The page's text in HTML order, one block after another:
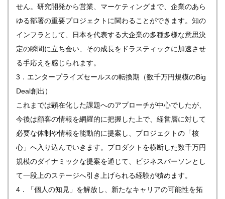
せん。研究開発から営業、マーケティングまで、企業のあら
ゆる部署の重要プロジェクトに関わることができます。知の
インフラとして、日本を代表する大企業の多種多様な意思決
定の瞬間に立ち会い、その成長をドラスティックに加速させ
る手応えを感じられます。
3．エンタープライズセールスの転換期（数千万円規模のBig
Deal創出）
これまでは顕在化した課題へのアプローチが中心でしたが、
今後は顧客の情報を網羅的に把握した上で、経営層に対して
必要な体制や情報を能動的に提案し、プロジェクトの「核
心」へ入り込んでいきます。プロダクトを横断した数千万円
規模のダイナミックな提案を通じて、ビジネスパーソンとし
て一段上のステージへ引き上げられる経験が積めます。
4．「個人の知見」を解放し、新たなキャリアの可能性を拓